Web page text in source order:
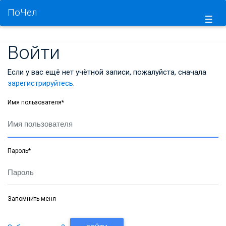
☰
ПоЧел
Войти
Если у вас ещё нет учётной записи, пожалуйста, сначала
зарегистрируйтесь.
Имя пользователя*
Пароль*
Запомнить меня